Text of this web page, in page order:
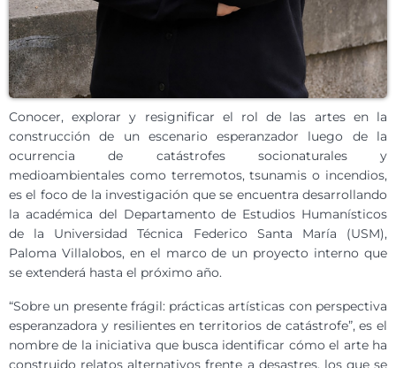
Conocer, explorar y resignificar el rol de las artes en la
construcción de un escenario esperanzador luego de la
ocurrencia de catástrofes socionaturales y
medioambientales como terremotos, tsunamis o incendios,
es el foco de la investigación que se encuentra desarrollando
la académica del Departamento de Estudios Humanísticos
de la Universidad Técnica Federico Santa María (USM),
Paloma Villalobos, en el marco de un proyecto interno que
se extenderá hasta el próximo año.
“Sobre un presente frágil: prácticas artísticas con perspectiva
esperanzadora y resilientes en territorios de catástrofe”, es el
nombre de la iniciativa que busca identificar cómo el arte ha
construido relatos alternativos frente a desastres, los que se